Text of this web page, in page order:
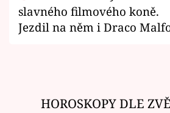
slavného filmového koně.
Jezdil na něm i Draco
HOROSKOPY DLE